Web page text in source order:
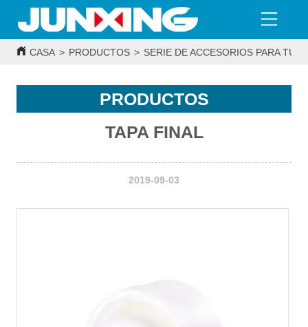
CASA > PRODUCTOS > SERIE DE ACCESORIOS PARA
PRODUCTOS
TAPA FINAL
2019-09-03